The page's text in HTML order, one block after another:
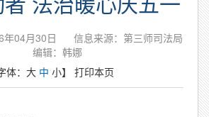
年04月30日
信息来源：第三师司法局
编辑：韩娜
体： 大 中 小】 打印本页